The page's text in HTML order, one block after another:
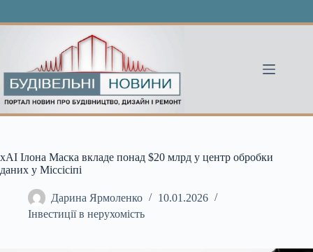
xAI Ілона Маска вкладе понад $20 млрд у центр обробки
даних у Міссісіпі
Дарина Ярмоленко
10.01.2026
Інвестиції в нерухомість